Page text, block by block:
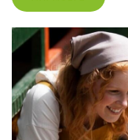
de ce se obişnuieşte
are în tradiţia